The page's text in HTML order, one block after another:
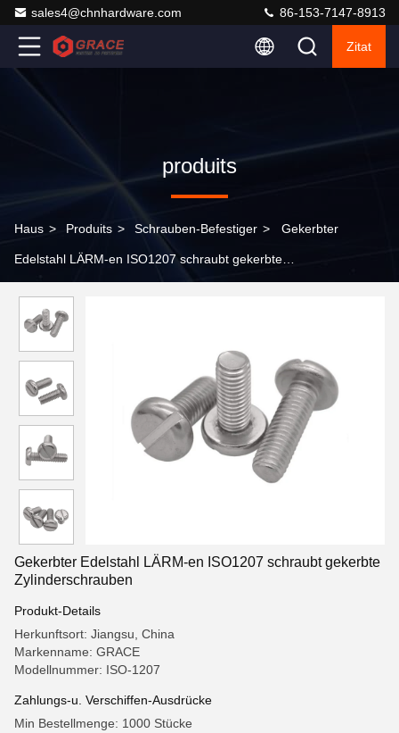
sales4@chnhardware.com 86-153-7147-8913
Zitat
produits
Haus > Produits > Schrauben-Befestiger > Gekerbter
Edelstahl LÄRM-en ISO1207 schraubt gekerbte
Gekerbter Edelstahl LÄRM-en ISO1207 schraubt gekerbte
Zylinderschrauben
Produkt-Details
Herkunftsort: Jiangsu, China
Markenname: GRACE
Modellnummer: ISO-1207
Zahlungs-u. Verschiffen-Ausdrücke
Min Bestellmenge: 1000 Stücke